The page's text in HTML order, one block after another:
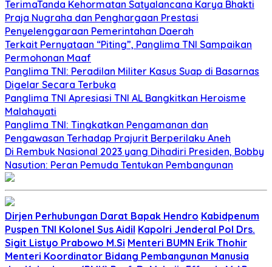
TerimaTanda Kehormatan Satyalancana Karya Bhakti
Praja Nugraha dan Penghargaan Prestasi
Penyelenggaraan Pemerintahan Daerah
Terkait Pernyataan “Piting”, Panglima TNI Sampaikan
Permohonan Maaf
Panglima TNI: Peradilan Militer Kasus Suap di Basarnas
Digelar Secara Terbuka
Panglima TNI Apresiasi TNI AL Bangkitkan Heroisme
Malahayati
Panglima TNI: Tingkatkan Pengamanan dan
Pengawasan Terhadap Prajurit Berperilaku Aneh
Di Rembuk Nasional 2023 yang Dihadiri Presiden, Bobby
Nasution: Peran Pemuda Tentukan Pembangunan
Dirjen Perhubungan Darat Bapak Hendro Kabidpenum
Puspen TNI Kolonel Sus Aidil Kapolri Jenderal Pol Drs.
Sigit Listyo Prabowo M.Si Menteri BUMN Erik Thohir
Menteri Koordinator Bidang Pembangunan Manusia